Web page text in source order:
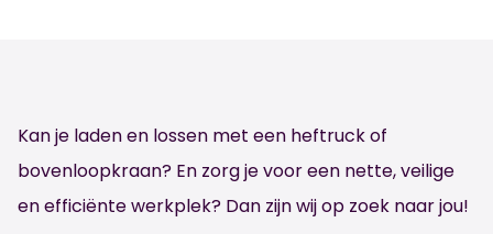
Kan je laden en lossen met een heftruck of
bovenloopkraan? En zorg je voor een nette, veilige
en efficiënte werkplek? Dan zijn wij op zoek naar jou!